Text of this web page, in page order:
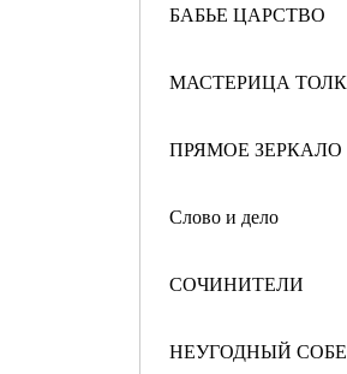
БАБЬЕ ЦАРСТВО
МАСТЕРИЦА
ПРЯМОЕ ЗЕРКАЛО
Слово и дело
СОЧИНИТЕЛИ
НЕУГОДНЫЙ